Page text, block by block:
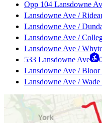
Opp 104 Lansdowne
Lansdowne Ave /
Lansdowne Ave /
Lansdowne Ave /
Lansdowne Ave /
533 Lansdowne Ave
Lansdowne Ave / Bloor
Lansdowne Ave /